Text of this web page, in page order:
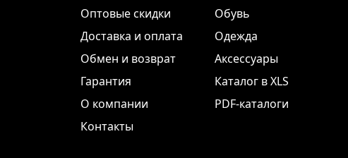
Оптовые скидки
Доставка и оплата
Обмен и возврат
Гарантия
О компании
Контакты
Обувь
Одежда
Аксессуары
Каталог в XLS
PDF-каталоги